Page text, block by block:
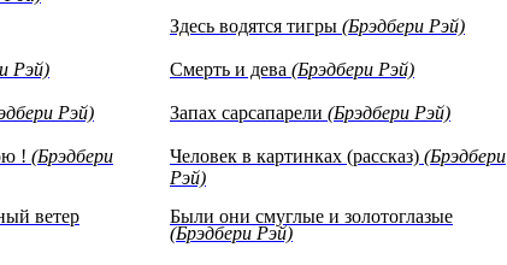
Здесь водятся тигры (Брэдбери Рэй)
Рэй) Смерть и дева (Брэдбери Рэй)
Рэй) Запах сарсапарели (Брэдбери Рэй)
! (Брэдбери
Человек в картинках (рассказ) (Брэдбери
Рэй)
ветер
Были они смуглые и золотоглазые
(Брэдбери Рэй)